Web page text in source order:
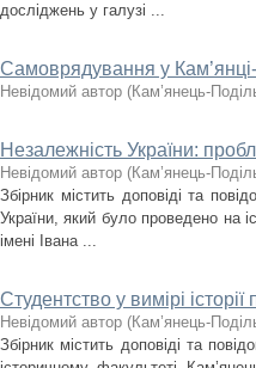
досліджень у галузі ...
Самоврядування у Кам’янці-
Невідомий автор (Кам’янець-
Незалежність України:
Невідомий автор (Кам’янець-
Збірник містить доповіді та
України, який було проведено на
імені Івана ...
Студентство у вимірі історії
Невідомий автор (Кам’янець-
Збірник містить доповіді та